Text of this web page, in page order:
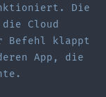
Die
Cloud
Befehl klappt
App, die